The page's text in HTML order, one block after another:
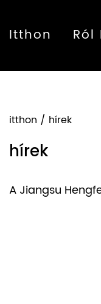
Itthon Ról
itthon / hírek
hírek
A Jiangsu